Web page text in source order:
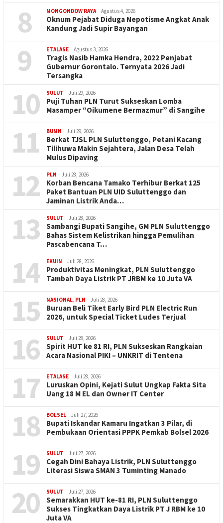
8 MONGONDOW RAYA Agustus 4, 2026
Oknum Pejabat Diduga Nepotisme Angkat Anak
Kandung Jadi Supir Bayangan
9 ETALASE Agustus 3, 2026
Tragis Nasib Hamka Hendra, 2022 Penjabat
Gubernur Gorontalo. Ternyata 2026 Jadi
Tersangka
10 SULUT Juli 29, 2026
Puji Tuhan PLN Turut Sukseskan Lomba
Masamper “Oikumene Bermazmur” di Sangihe
11 BUMN Juli 29, 2026
Berkat TJSL PLN Suluttenggo, Petani Kacang
Tilihuwa Makin Sejahtera, Jalan Desa Telah
Mulus Dipaving
12 PLN Juli 28, 2026
Korban Bencana Tamako Terhibur Berkat 125
Paket Bantuan PLN UID Suluttenggo dan
Jaminan Listrik Anda…
13 SULUT Juli 28, 2026
Sambangi Bupati Sangihe, GM PLN Suluttenggo
Bahas Sistem Kelistrikan hingga Pemulihan
Pascabencana T…
14 EKUIN Juli 28, 2026
Produktivitas Meningkat, PLN Suluttenggo
Tambah Daya Listrik PT JRBM ke 10 Juta VA
15 NASIONAL PLN Juli 28, 2026
Buruan Beli Tiket Early Bird PLN Electric Run
2026, untuk Special Ticket Ludes Terjual
16 SULUT Juli 28, 2026
Spirit HUT ke 81 RI, PLN Sukseskan Rangkaian
Acara Nasional PIKI – UNKRIT di Tentena
17 ETALASE Juli 28, 2026
Luruskan Opini, Kejati Sulut Ungkap Fakta Sita
Uang 18 M EL dan Owner IT Center
18 BOLSEL Juli 27, 2026
Bupati Iskandar Kamaru Ingatkan 3 Pilar, di
Pembukaan Orientasi PPPK Pemkab Bolsel 2026
19 SULUT Juli 27, 2026
Cegah Dini Bahaya Listrik, PLN Suluttenggo
Literasi Siswa SMAN 3 Tuminting Manado
20 SULUT Juli 27, 2026
Semarakkan HUT ke-81 RI, PLN Suluttenggo
Sukses Tingkatkan Daya Listrik PT J RBM ke 10
Juta VA